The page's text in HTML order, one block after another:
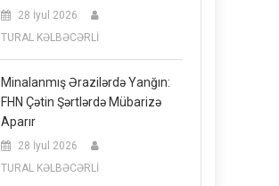
28 İyul 2026
TURAL KƏLBƏCƏRLİ
Minalanmış Ərazilərdə Yanğın:
FHN Çətin Şərtlərdə Mübarizə
Aparır
28 İyul 2026
TURAL KƏLBƏCƏRLİ